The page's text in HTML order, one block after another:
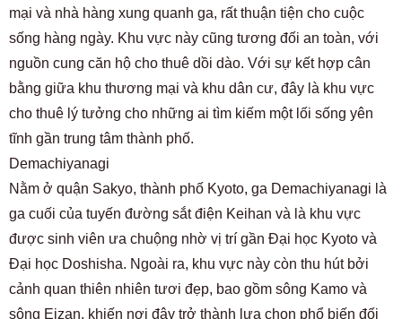
mại và nhà hàng xung quanh ga, rất thuận tiện cho cuộc
sống hàng ngày. Khu vực này cũng tương đối an toàn, với
nguồn cung căn hộ cho thuê dồi dào. Với sự kết hợp cân
bằng giữa khu thương mại và khu dân cư, đây là khu vực
cho thuê lý tưởng cho những ai tìm kiếm một lối sống yên
tĩnh gần trung tâm thành phố.
Demachiyanagi
Nằm ở quận Sakyo, thành phố Kyoto, ga Demachiyanagi là
ga cuối của tuyến đường sắt điện Keihan và là khu vực
được sinh viên ưa chuộng nhờ vị trí gần Đại học Kyoto và
Đại học Doshisha. Ngoài ra, khu vực này còn thu hút bởi
cảnh quan thiên nhiên tươi đẹp, bao gồm sông Kamo và
sông Eizan, khiến nơi đây trở thành lựa chọn phổ biến đối